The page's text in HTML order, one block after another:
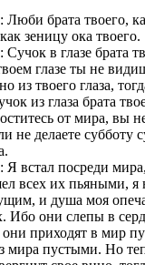
Люби брата твоего,
зеницу ока твоего.
Сучок в глазе брата
глазе ты не
из твоего глаза,
из глаза брата
от мира, вы
не делаете субботу
Я встал посреди
всех их пьяными, я
и душа моя
Ибо они слепы в
они приходят в мир
мира пустыми. Но